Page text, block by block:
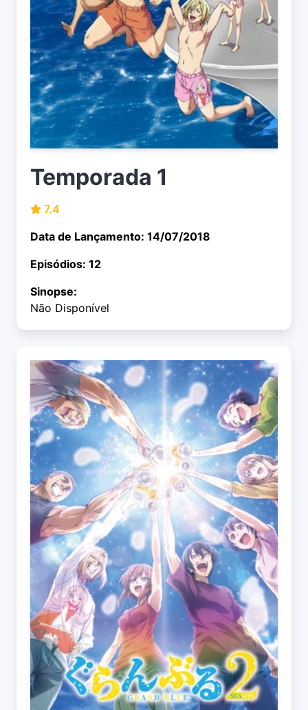
Temporada 1
7.4
Data de Lançamento: 14/07/2018
Episódios: 12
Sinopse:
Não Disponível